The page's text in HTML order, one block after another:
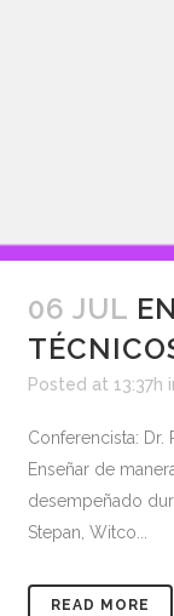
06 JUL
Posted at 13:37h
Conferencista:
Enseñar de
desempeñado
Stepan, Witco...
READ MORE